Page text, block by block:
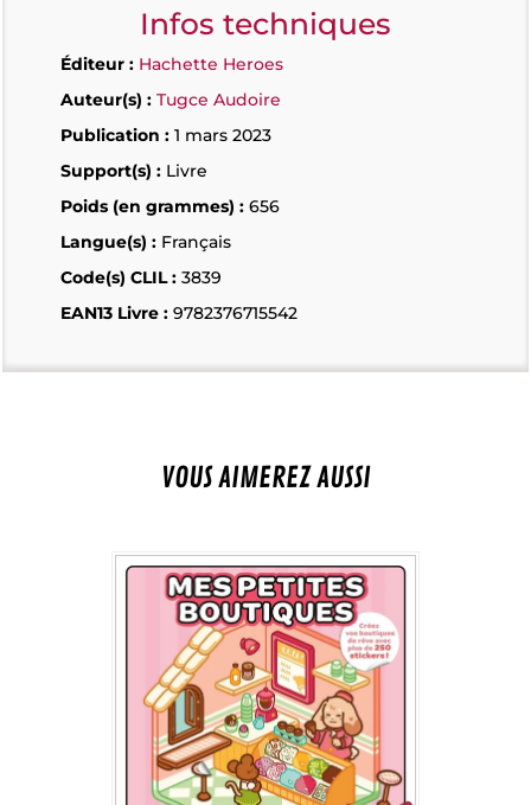
Infos techniques
Éditeur : Hachette Heroes
Auteur(s) : Tugce Audoire
Publication : 1 mars 2023
Support(s) : Livre
Poids (en grammes) : 656
Langue(s) : Français
Code(s) CLIL : 3839
EAN13 Livre : 9782376715542
VOUS AIMEREZ AUSSI